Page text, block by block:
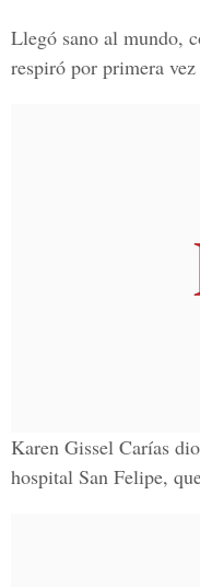
Llegó sano al mundo,
respiró por primera
Karen Gissel Carías
hospital San Felipe,